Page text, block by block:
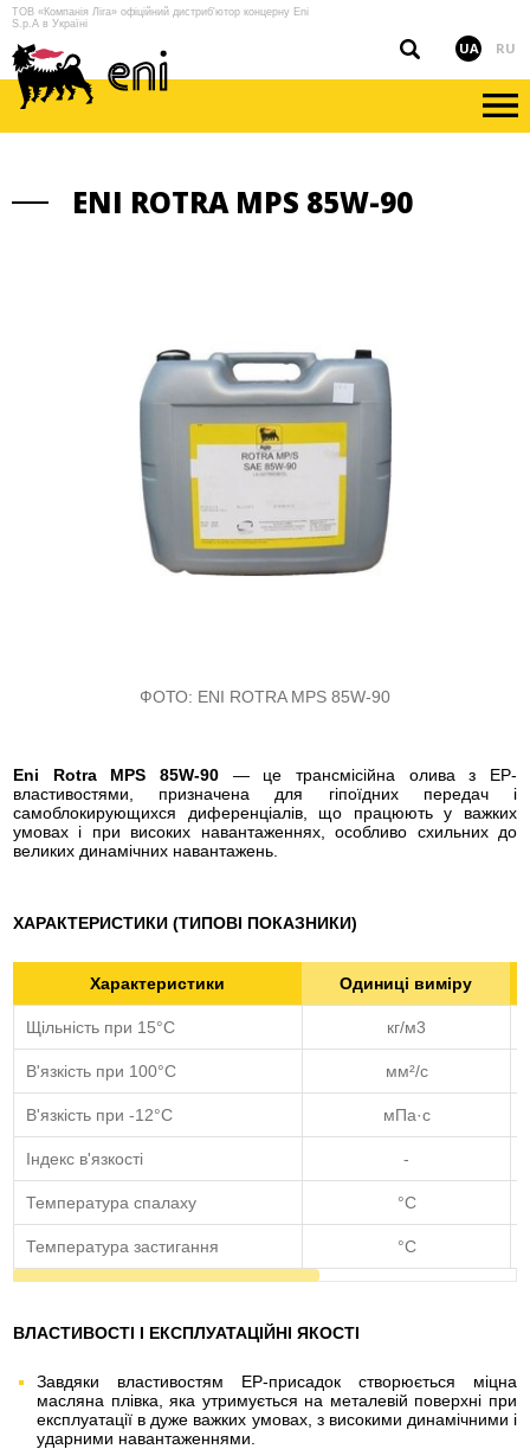
ТОВ «Компанія Ліга» офіційний дистриб'ютор концерну Eni
S.p.A в Україні
UA RU
ENI ROTRA MPS 85W-90
ФОТО: ENI ROTRA MPS 85W-90
Eni Rotra MPS 85W-90 — це трансмісійна олива з EP-
властивостями, призначена для гіпоїдних передач і
самоблокирующихся диференціалів, що працюють у важких
умовах і при високих навантаженнях, особливо схильних до
великих динамічних навантажень.
ХАРАКТЕРИСТИКИ (ТИПОВІ ПОКАЗНИКИ)
Характеристики Одиниці виміру
Щільність при 15°С кг/м3
В'язкість при 100°C мм²/с
В'язкість при -12°C мПа·с
Індекс в'язкості -
Температура спалаху °C
Температура застигання °C
ВЛАСТИВОСТІ І ЕКСПЛУАТАЦІЙНІ ЯКОСТІ
Завдяки властивостям EP-присадок створюється міцна
масляна плівка, яка утримується на металевій поверхні при
експлуатації в дуже важких умовах, з високими динамічними і
ударними навантаженнями.